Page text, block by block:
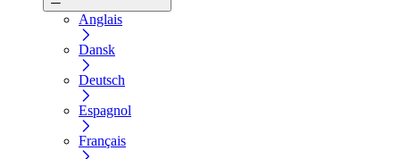
Anglais
Dansk
Deutsch
Espagnol
Français